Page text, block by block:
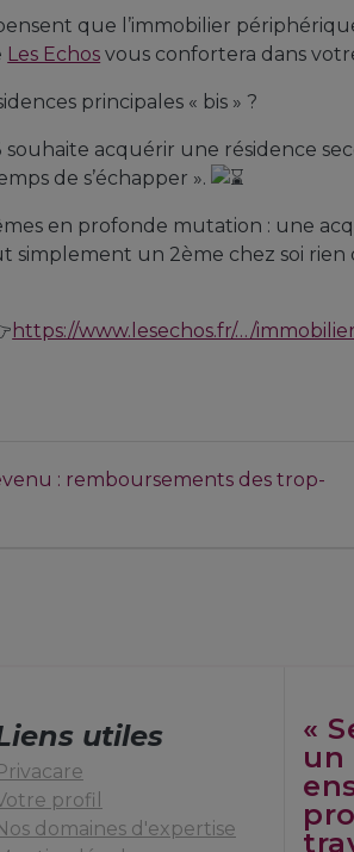
que l’immobilier
Les Echos vous confortera dans
principales « bis » ?
souhaite acquérir une résidence
de s’échapper ».
en profonde mutation : une
simplement un 2ème chez soi
https://www.lesechos.fr/…/
: remboursements des trop-
utiles
profil
domaines d'expertise
«
un